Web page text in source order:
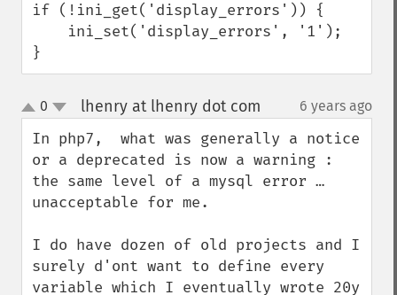
if (!ini_get('display_errors')) {
}
up
down
0 lhenry at lhenry dot com 6 years ago
In php7,  what was generally a notice
or a deprecated is now a warning :
the same level of a mysql error …
unacceptable for me.
I do have dozen of old projects and I
surely d'ont want to define every
variable which I eventually wrote 20y